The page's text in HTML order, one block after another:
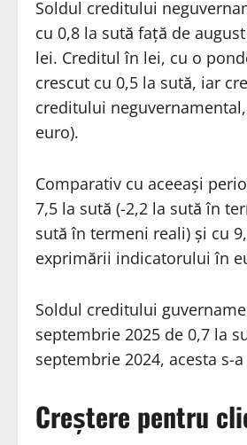
Soldul creditului
cu 0,8 la sută față de
lei. Creditul în lei, cu o
crescut cu 0,5 la sută, iar
creditului
euro).
Comparativ cu aceeași
7,5 la sută (-2,2 la sută în
sută în termeni reali) și cu
exprimării indicatorului în
Soldul creditului
septembrie 2025 de 0,7 la
septembrie 2024, acesta s-
Creștere pentru